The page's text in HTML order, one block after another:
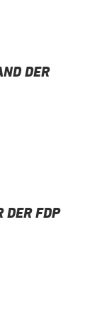
DER
DER FDP